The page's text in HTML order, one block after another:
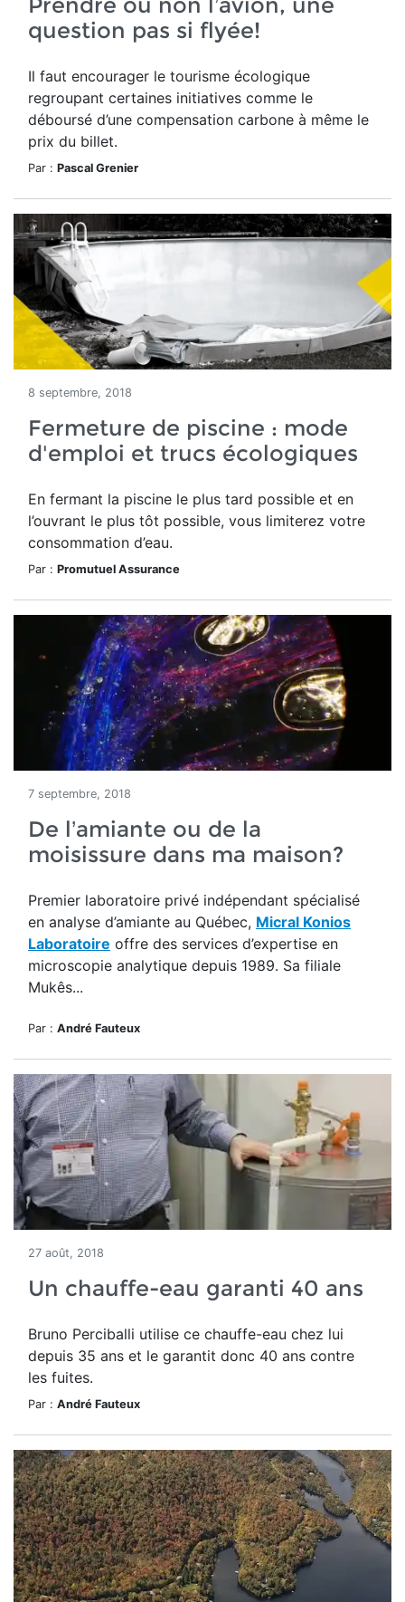
question pas si flyée!
Il faut encourager le tourisme écologique
regroupant certaines initiatives comme le
déboursé d’une compensation carbone à même le
prix du billet.
Par : Pascal Grenier
8 septembre, 2018
Fermeture de piscine : mode
d'emploi et trucs écologiques
En fermant la piscine le plus tard possible et en
l’ouvrant le plus tôt possible, vous limiterez votre
consommation d’eau.
Par : Promutuel Assurance
7 septembre, 2018
De l’amiante ou de la
moisissure dans ma maison?
Premier laboratoire privé indépendant spécialisé
en analyse d’amiante au Québec, Micral Konios
Laboratoire offre des services d’expertise en
microscopie analytique depuis 1989. Sa filiale
Mukês...
Par : André Fauteux
27 août, 2018
Un chauffe-eau garanti 40 ans
Bruno Perciballi utilise ce chauffe-eau chez lui
depuis 35 ans et le garantit donc 40 ans contre
les fuites.
Par : André Fauteux